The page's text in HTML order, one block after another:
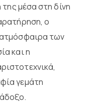
μέσα στη δίνη
ο
των
και η
γεμάτη